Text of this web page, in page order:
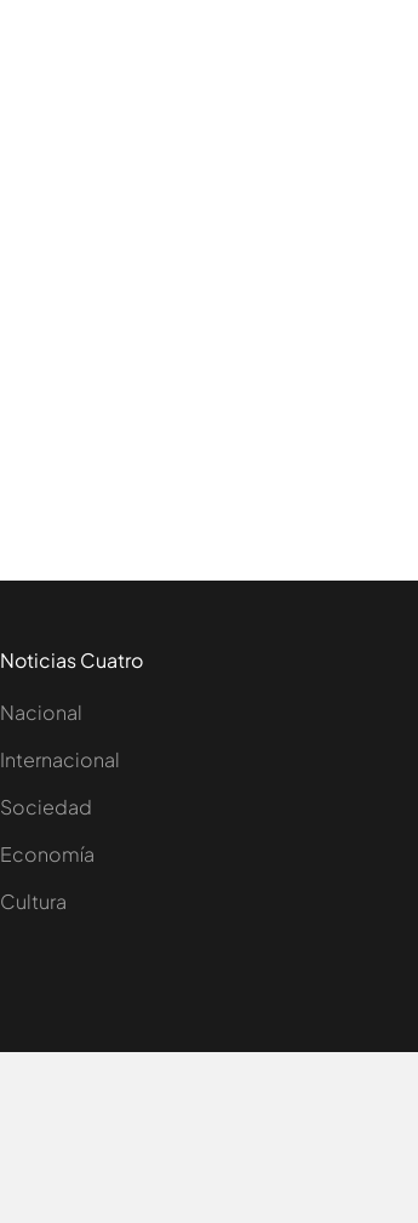
Noticias Cuatro
Nacional
Internacional
Sociedad
Economía
Cultura